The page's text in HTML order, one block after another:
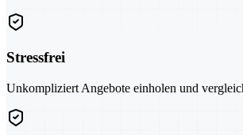
Stressfrei
Unkompliziert Angebote einholen und